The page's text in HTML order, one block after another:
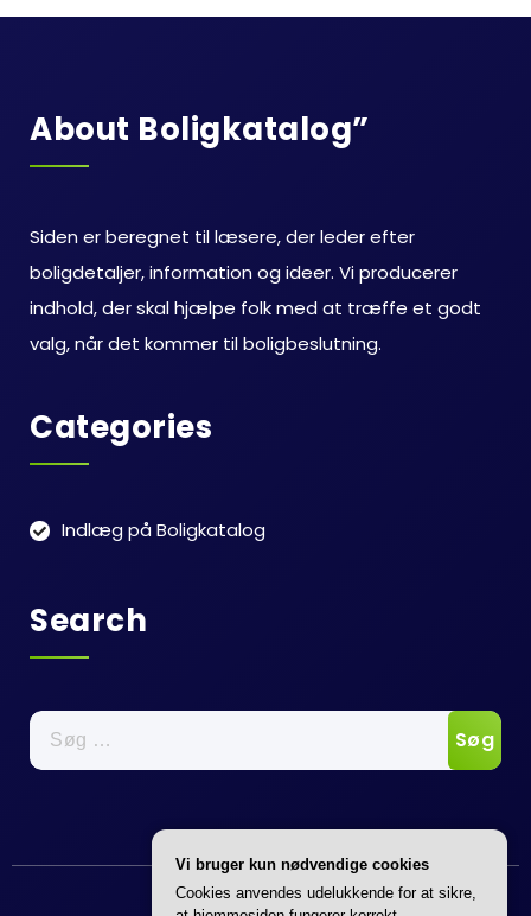
About Boligkatalog”
Siden er beregnet til læsere, der leder efter
boligdetaljer, information og ideer. Vi producerer
indhold, der skal hjælpe folk med at træffe et godt
valg, når det kommer til boligbeslutning.
Categories
Indlæg på Boligkatalog
Search
Søg
efter:
Annonce
Vi bruger kun nødvendige cookies
Cookies anvendes udelukkende for at sikre,